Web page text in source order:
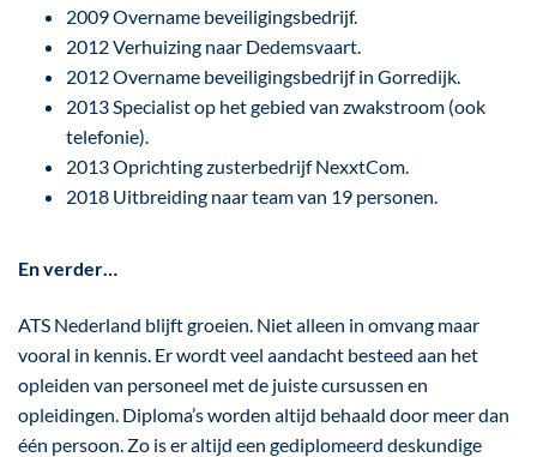
2009 Overname beveiligingsbedrijf.
2012 Verhuizing naar Dedemsvaart.
2012 Overname beveiligingsbedrijf in Gorredijk.
2013 Specialist op het gebied van zwakstroom (ook
telefonie).
2013 Oprichting zusterbedrijf NexxtCom.
2018 Uitbreiding naar team van 19 personen.
En verder…
ATS Nederland blijft groeien. Niet alleen in omvang maar
vooral in kennis. Er wordt veel aandacht besteed aan het
opleiden van personeel met de juiste cursussen en
opleidingen. Diploma’s worden altijd behaald door meer dan
één persoon. Zo is er altijd een gediplomeerd deskundige